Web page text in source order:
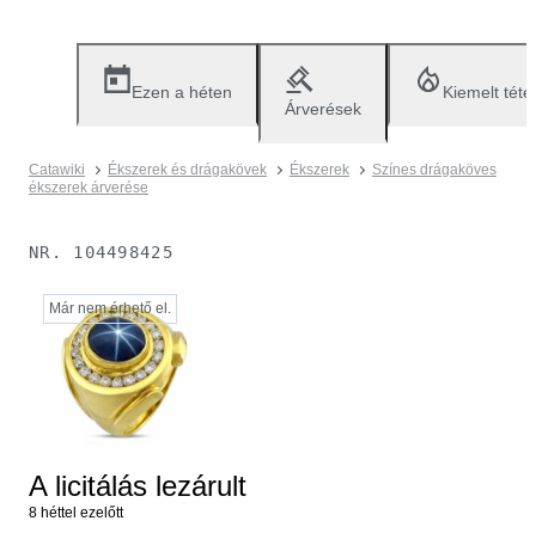
Ezen a héten
Árverések
Kiemelt
Catawiki Ékszerek és drágakövek Ékszerek
Színes drágaköves
ékszerek árverése
NR. 104498425
Már nem érhető el.
A licitálás lezárult
8 héttel ezelőtt